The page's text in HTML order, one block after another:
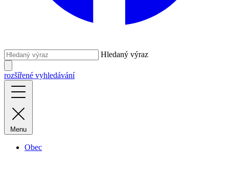
Hledaný výraz
rozšířené vyhledávání
Menu
Obec